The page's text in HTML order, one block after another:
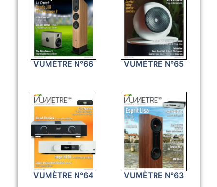
VUMÈTRE N°66 VUMÈTRE N°65
VUMÈTRE N°64 VUMÈTRE N°63